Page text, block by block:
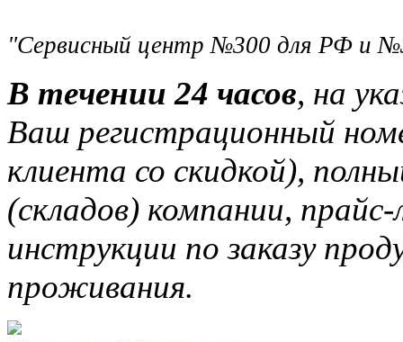
"Сервисный центр №300 для РФ и
В течении 24 часов, на
Ваш регистрационный
клиента со скидкой),
(складов) компании,
инструкции по заказу
проживания.